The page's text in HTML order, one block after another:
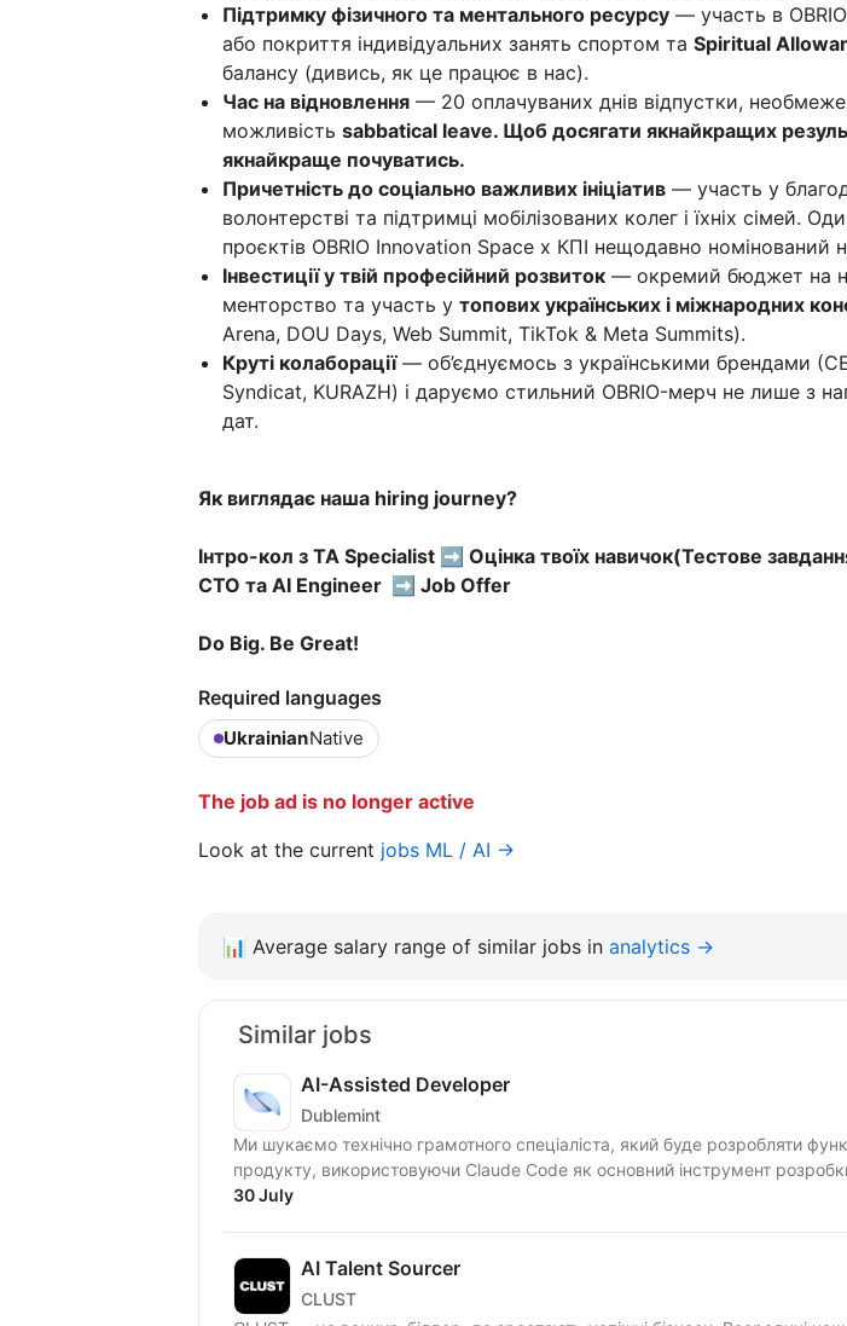
Підтримку фізичного та ментального ресурсу — участь в
або покриття індивідуальних занять спортом та Spiritual
балансу (дивись, як це працює в нас).
Час на відновлення — 20 оплачуваних днів відпустки,
можливість sabbatical leave. Щоб досягати якнайкращих
якнайкраще почуватись.
Причетність до соціально важливих ініціатив — участь у
волонтерстві та підтримці мобілізованих колег і їхніх сімей.
проєктів OBRIO Innovation Space x КПІ нещодавно номінований
Інвестиції у твій професійний розвиток — окремий бюджет на
менторство та участь у топових українських і міжнародних
Arena, DOU Days, Web Summit, TikTok & Meta Summits).
Круті колаборації— об’єднуємось з українськими брендами
Syndicat, KURAZH) і даруємо стильний OBRIO-мерч не лише з
дат.
Як виглядає наша hiring journey?
Інтро-кол з TA Specialist ➡️ Оцінка твоїх навичок(Тестове
CTO та AI Engineer ➡️ Job Offer
Do Big. Be Great!
Required languages
UkrainianNative
The job ad is no longer active
Look at the current jobs ML / AI →
📊 Average salary range of similar jobs in analytics →
Similar jobs
AI-Assisted Developer
Dublemint
Ми шукаємо технічно грамотного спеціаліста, який буде розробляти
продукту, використовуючи Claude Code як основний інструмент
30 July
AI Talent Sourcer
CLUST